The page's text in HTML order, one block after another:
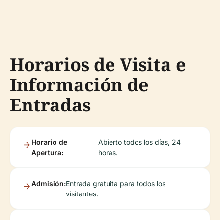
Horarios de Visita e
Información de
Entradas
Horario de
Apertura:
Abierto todos los días, 24
horas.
Admisión:Entrada gratuita para todos los
visitantes.